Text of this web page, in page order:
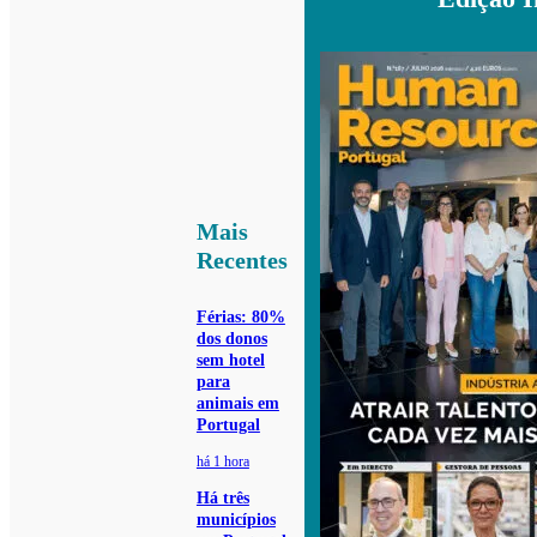
Mais
Recentes
Férias: 80%
dos donos
sem hotel
para
animais em
Portugal
há 1 hora
Há três
municípios